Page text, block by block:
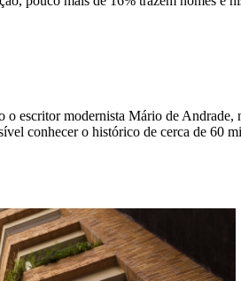
escritor modernista Mário de Andrade,
conhecer o histórico de cerca de 60